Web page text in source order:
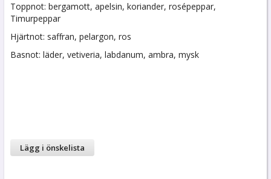
Toppnot: bergamott, apelsin, koriander, rosépeppar,
Timurpeppar
Hjärtnot: saffran, pelargon, ros
Basnot: läder, vetiveria, labdanum, ambra, mysk
Lägg i önskelista